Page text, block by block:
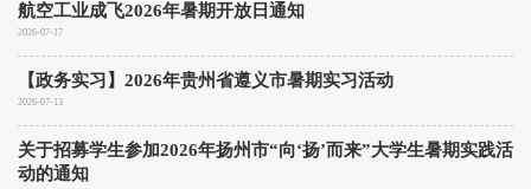
航空工业成飞2026年暑期开放日通知
2026-07-17
【政务实习】2026年贵州省遵义市暑期实习活动
2026-07-13
关于招募学生参加2026年扬州市“向‘扬’而来”大学生暑期实践活
动的通知